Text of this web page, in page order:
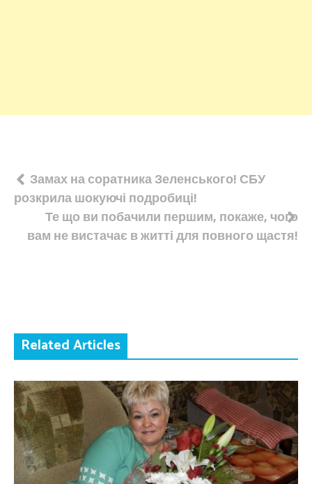
Навігація
записів
Замах на соратника Зеленського! СБУ
розкрила шокуючі подробиці!
Те що ви побачили першим, покаже, чого
вам не вистачає в житті для повного щастя!
Related Articles